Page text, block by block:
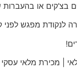
בצ’קים או בהעברות
לנקודת מפגש
| מכירת מלאי עסקי